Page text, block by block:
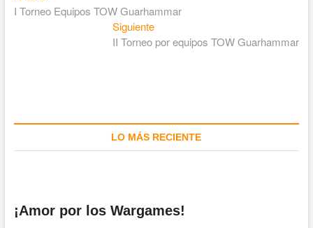
I Torneo Equipos TOW Guarhammar
Siguiente
II Torneo por equipos TOW Guarhammar
LO MÁS RECIENTE
¡Amor por los Wargames!